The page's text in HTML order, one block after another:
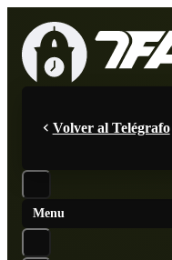
Volver al Telégrafo
Menu